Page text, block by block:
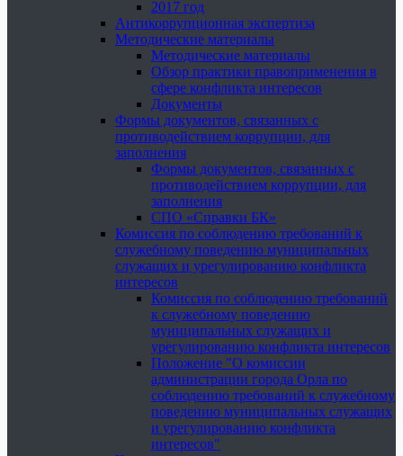
2017 год
Антикоррупционная экспертиза
Методические материалы
Методические материалы
Обзор практики правоприменения в
сфере конфликта интересов
Документы
Формы документов, связанных с
противодействием коррупции, для
заполнения
Формы документов, связанных с
противодействием коррупции, для
заполнения
СПО «Справки БК»
Комиссия по соблюдению требований к
служебному поведению муниципальных
служащих и урегулированию конфликта
интересов
Комиссия по соблюдению требований
к служебному поведению
муниципальных служащих и
урегулированию конфликта интересов
Положение "О комиссии
администрации города Орла по
соблюдению требований к служебному
поведению муниципальных служащих
и урегулированию конфликта
интересов"